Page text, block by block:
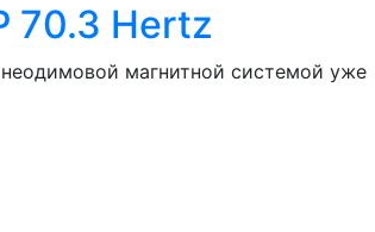
70.3 Hertz
магнитной системой уже